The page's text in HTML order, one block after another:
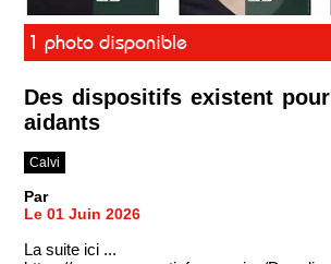
1 photo disponible
Des dispositifs existent
aidants
Calvi
Par
Le 01 Juin 2026
La suite ici ...